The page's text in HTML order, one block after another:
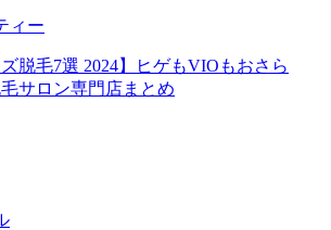
ィー
ズ脱毛7選 2024】ヒゲもVIOもおさら
サロン専門店まとめ